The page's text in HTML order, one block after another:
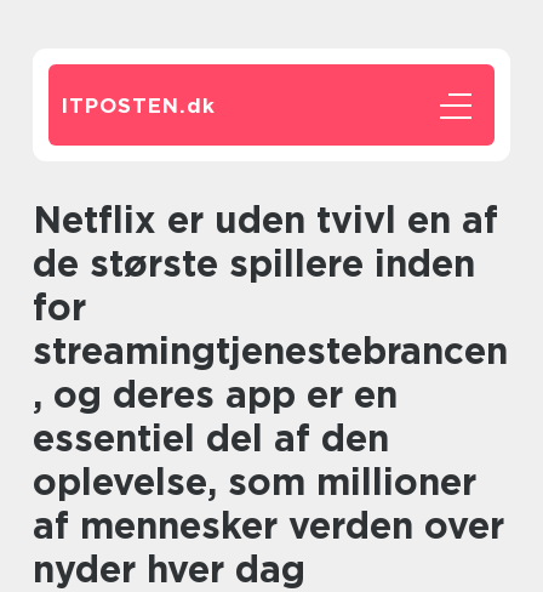
ITPOSTEN.dk
Netflix er uden tvivl en af
de største spillere inden
for
streamingtjenestebrancen
, og deres app er en
essentiel del af den
oplevelse, som millioner
af mennesker verden over
nyder hver dag